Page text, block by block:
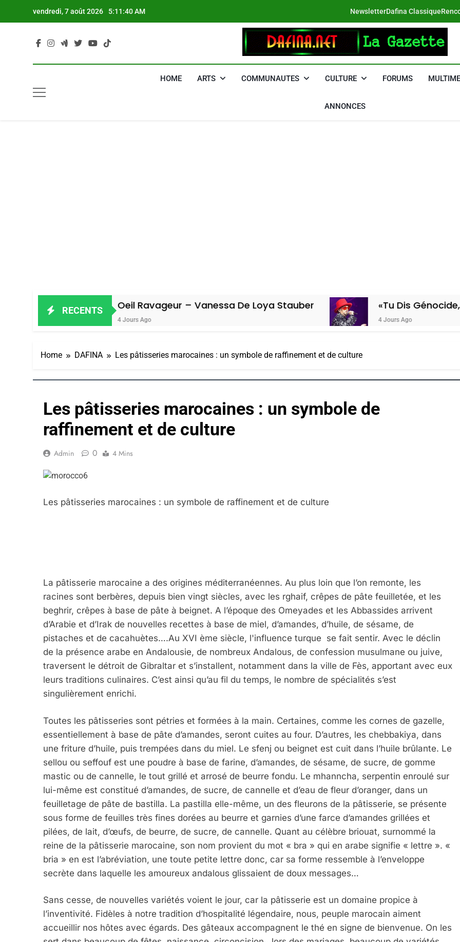
vendredi, 7 août 2026 5:11:40 AM NewsletterDafina Classique
DAFINA
HOME ARTS COMMUNAUTES CULTURE FORUMS
ANNONCES
RECENTS
Oeil Ravageur – Vanessa De Loya Stauber «Tu Dis Génocide, Je Dis
4 Jours Ago
Home DAFINA Les pâtisseries marocaines : un symbole de raffinement et de culture
Les pâtisseries marocaines : un symbole de
raffinement et de culture
Admin 0 4 Mins
Les pâtisseries marocaines : un symbole de raffinement et de culture
La pâtisserie marocaine a des origines méditerranéennes. Au plus loin que l’on remonte, les
racines sont berbères, depuis bien vingt siècles, avec les rghaif, crêpes de pâte feuilletée, et les
beghrir, crêpes à base de pâte à beignet. A l’époque des Omeyades et les Abbassides arrivent
d’Arabie et d’Irak de nouvelles recettes à base de miel, d’amandes, d’huile, de sésame, de
pistaches et de cacahuètes….Au XVI ème siècle, l'influence turque se fait sentir. Avec le déclin
de la présence arabe en Andalousie, de nombreux Andalous, de confession musulmane ou juive,
traversent le détroit de Gibraltar et s’installent, notamment dans la ville de Fès, apportant avec eux
leurs traditions culinaires. C’est ainsi qu’au fil du temps, le nombre de spécialités s’est
singulièrement enrichi.
Toutes les pâtisseries sont pétries et formées à la main. Certaines, comme les cornes de gazelle,
essentiellement à base de pâte d’amandes, seront cuites au four. D’autres, les chebbakiya, dans
une friture d’huile, puis trempées dans du miel. Le sfenj ou beignet est cuit dans l’huile brûlante. Le
sellou ou seffouf est une poudre à base de farine, d’amandes, de sésame, de sucre, de gomme
mastic ou de cannelle, le tout grillé et arrosé de beurre fondu. Le mhanncha, serpentin enroulé sur
lui-même est constitué d’amandes, de sucre, de cannelle et d’eau de fleur d’oranger, dans un
feuilletage de pâte de bastilla. La pastilla elle-même, un des fleurons de la pâtisserie, se présente
sous forme de feuilles très fines dorées au beurre et garnies d’une farce d’amandes grillées et
pilées, de lait, d’œufs, de beurre, de sucre, de cannelle. Quant au célèbre briouat, surnommé la
reine de la pâtisserie marocaine, son nom provient du mot « bra » qui en arabe signifie « lettre ». «
bria » en est l’abréviation, une toute petite lettre donc, car sa forme ressemble à l’enveloppe
secrète dans laquelle les amoureux andalous glissaient de doux messages…
Sans cesse, de nouvelles variétés voient le jour, car la pâtisserie est un domaine propice à
l’inventivité. Fidèles à notre tradition d’hospitalité légendaire, nous, peuple marocain aiment
accueillir nos hôtes avec égards. Des gâteaux accompagnent le thé en signe de bienvenue. On les
5
2025, L’année La Plus Meurtrière Selon Le Rapport D’ADL Contre
FRANCE ISRAÉL
FIÈRE, DIGNE ET RÉSILIENTE : POURQUOI JE REVENDIQUE MA JUDAÏTE